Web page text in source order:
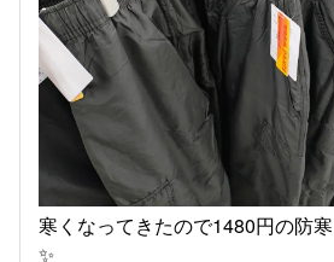
寒くなってきたので1480円の防
✨